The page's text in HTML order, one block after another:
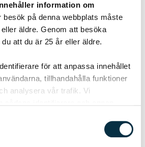
information om
besök på denna webbplats måste
äldre. Genom att besöka
att du är 25 år eller äldre.
för att anpassa innehållet
tillhandahålla funktioner
analysera vår trafik. Vi
som vi samarbetar med.
informationen med annan
väl känt i början av 1900-talet. Hur